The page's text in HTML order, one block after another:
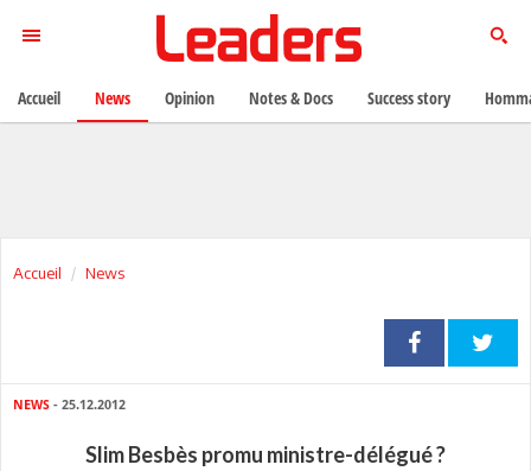
Accueil News
NEWS - 25.12.2012
Slim Besbès promu ministre-délégué ?
Accueil News Opinion Notes & Docs Success story